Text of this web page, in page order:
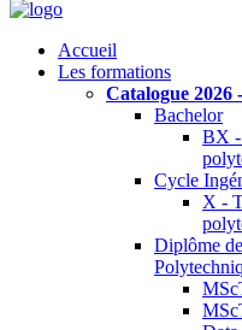
Accueil
Les formations
Catalogue 2026
Bachelor
BX -
Cycle
X -
Diplôme